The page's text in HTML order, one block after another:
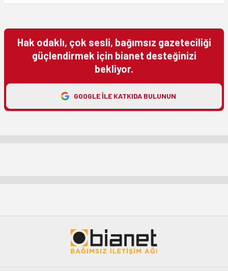
Hak odaklı, çok sesli, bağımsız gazeteciliği
güçlendirmek için bianet desteğinizi
bekliyor.
GOOGLE ILE KATKIDA BULUNUN